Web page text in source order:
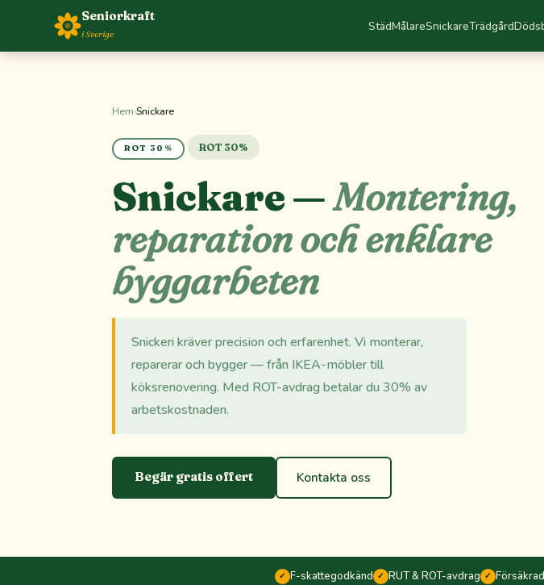
Seniorkraft
i Sverige StädMålareSnickareTrädgård
Hem›Snickare
ROT 30% ROT 30%
Snickare —Montering,
reparation och enklare
byggarbeten
Snickeri kräver precision och erfarenhet. Vi monterar,
reparerar och bygger — från IKEA-möbler till
köksrenovering. Med ROT-avdrag betalar du 30% av
arbetskostnaden.
Begär gratis offert Kontakta oss
✓ F-skattegodkänd ✓ RUT & ROT-avdrag ✓